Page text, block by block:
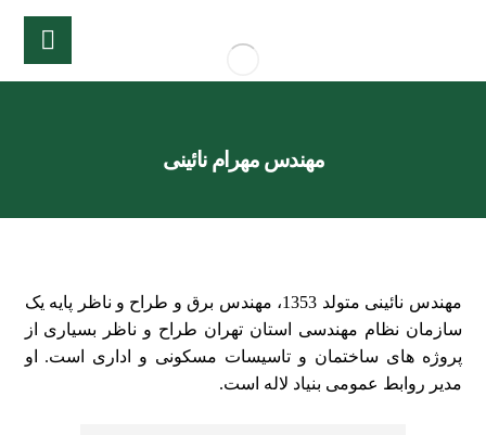
مهندس مهرام نائینی
مهندس نائینی متولد 1353، مهندس برق و طراح و ناظر پایه یک
سازمان نظام مهندسی استان تهران طراح و ناظر بسیاری از
پروژه های ساختمان و تاسیسات مسکونی و اداری است. او
مدیر روابط عمومی بنیاد لاله است.